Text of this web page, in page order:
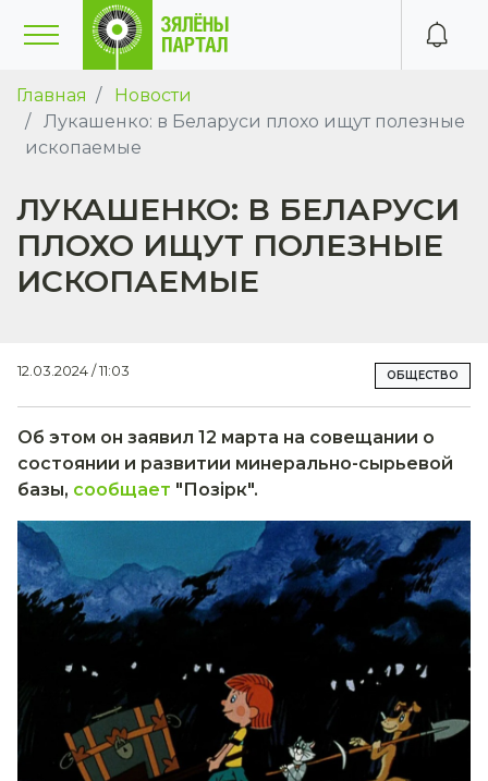
Главная
Новости
Лукашенко: в Беларуси плохо ищут полезные
ископаемые
ЛУКАШЕНКО: В БЕЛАРУСИ
ПЛОХО ИЩУТ ПОЛЕЗНЫЕ
ИСКОПАЕМЫЕ
12.03.2024 / 11:03 ОБЩЕСТВО
Об этом он заявил 12 марта на совещании о
состоянии и развитии минерально-сырьевой
базы, сообщает "Позірк".